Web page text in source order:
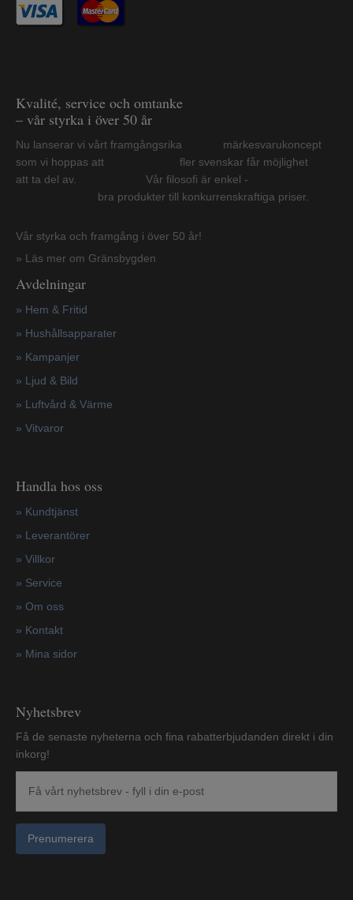
Kvalité, service och omtanke
– vår styrka i över 50 år
Nu lanserar vi vårt framgångsrika märkesvarukoncept
som vi hoppas att fler svenskar får möjlighet
att ta del av. Vår filosofi är enkel -
bra produkter till konkurrenskraftiga priser.
Vår styrka och framgång i över 50 år!
» Läs mer om Gränsbygden
Avdelningar
» Hem & Fritid
» Hushållsapparater
» Kampanjer
» Ljud & Bild
» Luftvård & Värme
» Vitvaror
Handla hos oss
» Kundtjänst
» Leverantörer
» Villkor
» Service
» Om oss
» Kontakt
» Mina sidor
Nyhetsbrev
Få de senaste nyheterna och fina rabatterbjudanden direkt i din
inkorg!
Prenumerera